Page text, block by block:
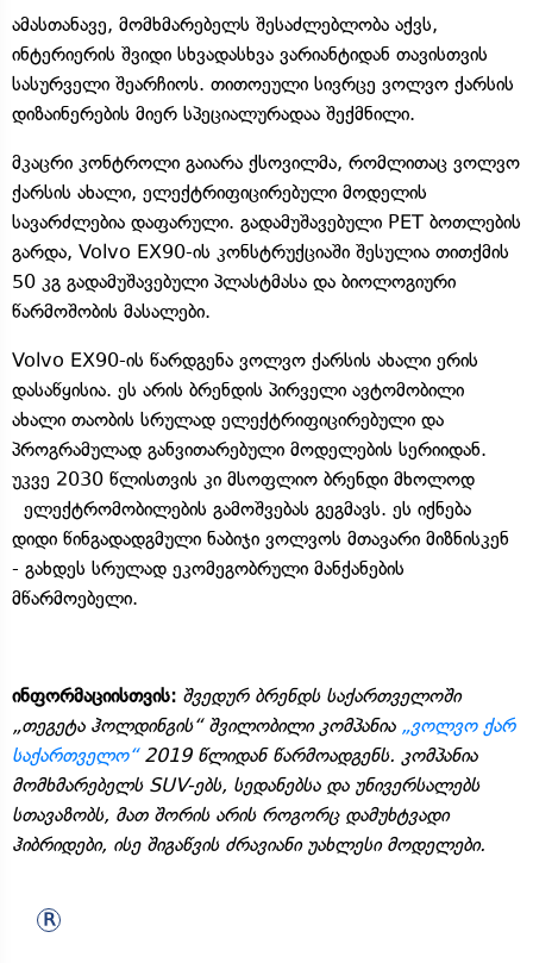
ამასთანავე, მომხმარებელს შესაძლებლობა აქვს,
ინტერიერის შვიდი სხვადასხვა ვარიანტიდან თავისთვის
სასურველი შეარჩიოს. თითოეული სივრცე ვოლვო ქარსის
დიზაინერების მიერ სპეციალურადაა შექმნილი.
მკაცრი კონტროლი გაიარა ქსოვილმა, რომლითაც ვოლვო
ქარსის ახალი, ელექტრიფიცირებული მოდელის
სავარძლებია დაფარული. გადამუშავებული PET ბოთლების
გარდა, Volvo EX90-ის კონსტრუქციაში შესულია თითქმის
50 კგ გადამუშავებული პლასტმასა და ბიოლოგიური
წარმოშობის მასალები.
Volvo EX90-ის წარდგენა ვოლვო ქარსის ახალი ერის
დასაწყისია. ეს არის ბრენდის პირველი ავტომობილი
ახალი თაობის სრულად ელექტრიფიცირებული და
პროგრამულად განვითარებული მოდელების სერიიდან.
უკვე 2030 წლისთვის კი მსოფლიო ბრენდი მხოლოდ
ელექტრომობილების გამოშვებას გეგმავს. ეს იქნება
დიდი წინგადადგმული ნაბიჯი ვოლვოს მთავარი მიზნისკენ
- გახდეს სრულად ეკომეგობრული მანქანების
მწარმოებელი.
ინფორმაციისთვის: შვედურ ბრენდს საქართველოში
„თეგეტა ჰოლდინგის“ შვილობილი კომპანია „ვოლვო ქარ
საქართველო“ 2019 წლიდან წარმოადგენს. კომპანია
მომხმარებელს SUV-ებს, სედანებსა და უნივერსალებს
სთავაზობს, მათ შორის არის როგორც დამუხტვადი
ჰიბრიდები, ისე შიგაწვის ძრავიანი უახლესი მოდელები.